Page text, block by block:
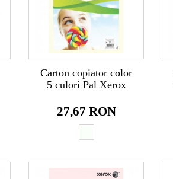
Carton copiator color
5 culori Pal Xerox
27,67 RON